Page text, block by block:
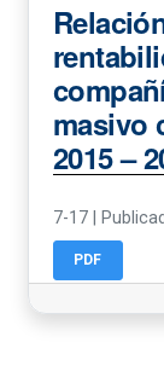
masivo
2015 –
7-17
PDF